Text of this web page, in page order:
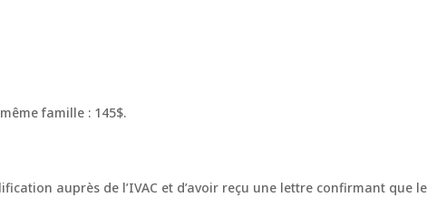
famille : 145$.
auprès de l’IVAC et d’avoir reçu une lettre confirmant que